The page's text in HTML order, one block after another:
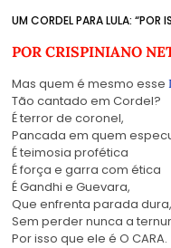
UM CORDEL PARA LULA: “POR
POR CRISPINIANO
Mas quem é mesmo esse
Tão cantado em Cordel?
É terror de coronel,
Pancada em quem
É teimosia profética
É força e garra com ética
É Gandhi e Guevara,
Que enfrenta parada dura,
Sem perder nunca a
Por isso que ele é O CARA.